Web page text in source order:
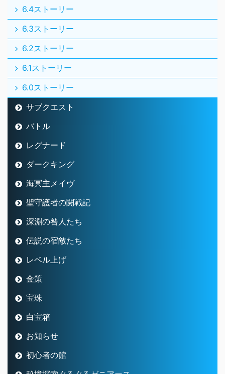
6.4ストーリー
6.3ストーリー
6.2ストーリー
6.1ストーリー
6.0ストーリー
サブクエスト
バトル
レグナード
ダークキング
海冥主メイヴ
聖守護者の闘戦記
深淵の咎人たち
伝説の宿敵たち
レベル上げ
金策
宝珠
白宝箱
お知らせ
初心者の館